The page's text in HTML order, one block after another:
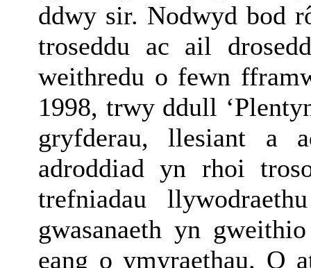
ddwy sir. Nodwyd bod
troseddu ac ail
weithredu o fewn
1998, trwy ddull
gryfderau, llesiant a
adroddiad yn rhoi
trefniadau
gwasanaeth yn
eang o ymyraethau. O